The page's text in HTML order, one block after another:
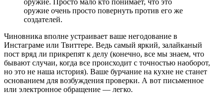
оружие очень просто повернуть против его же
создателей.
Чиновника вполне устраивает ваше негодование в
Инстаграме или Твиттере. Ведь самый яркий, залайканый
пост вряд ли прикрепят к делу (конечно, все мы знаем, что
бывают случаи, когда все происходит с точностью наоборот,
но это не наша история). Ваше бурчание на кухне не станет
основанием для возбуждения проверки. А вот письменное
или электронное обращение — легко.